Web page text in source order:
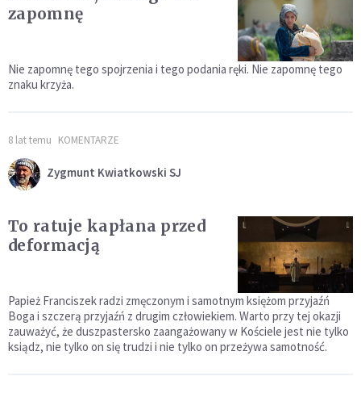
zapomnę
Nie zapomnę tego spojrzenia i tego podania ręki. Nie zapomnę tego
znaku krzyża.
8 lat temu KOMENTARZE
Zygmunt Kwiatkowski SJ
To ratuje kapłana przed
deformacją
Papież Franciszek radzi zmęczonym i samotnym księżom przyjaźń
Boga i szczerą przyjaźń z drugim człowiekiem. Warto przy tej okazji
zauważyć, że duszpastersko zaangażowany w Kościele jest nie tylko
ksiądz, nie tylko on się trudzi i nie tylko on przeżywa samotność.